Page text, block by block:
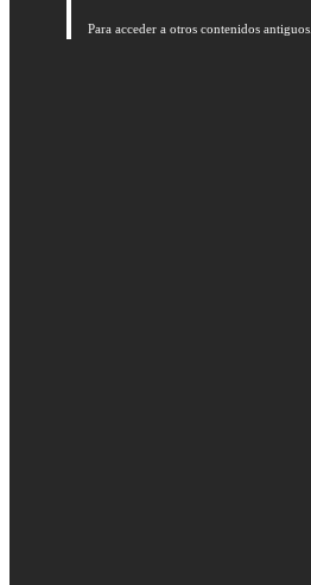
Para acceder a otros contenidos antiguos.